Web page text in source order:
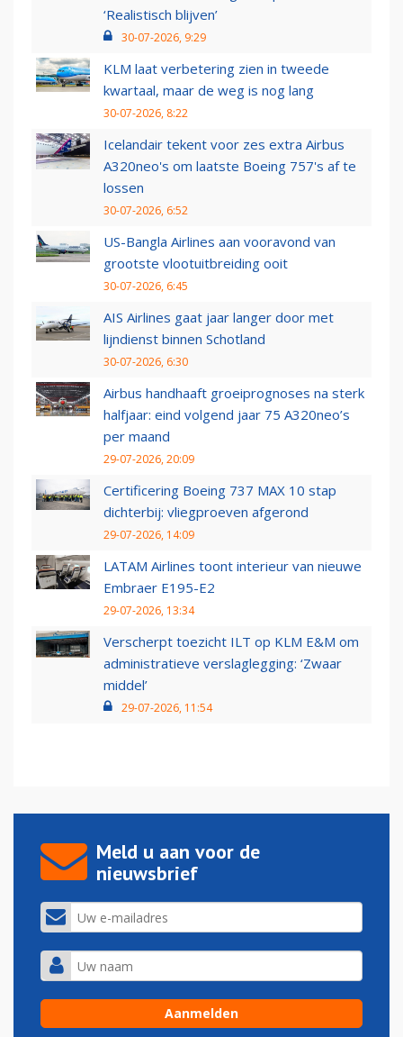
‘Realistisch blijven’
30-07-2026, 9:29
KLM laat verbetering zien in tweede
kwartaal, maar de weg is nog lang
30-07-2026, 8:22
Icelandair tekent voor zes extra Airbus
A320neo's om laatste Boeing 757's af te
lossen
30-07-2026, 6:52
US-Bangla Airlines aan vooravond van
grootste vlootuitbreiding ooit
30-07-2026, 6:45
AIS Airlines gaat jaar langer door met
lijndienst binnen Schotland
30-07-2026, 6:30
Airbus handhaaft groeiprognoses na sterk
halfjaar: eind volgend jaar 75 A320neo’s
per maand
29-07-2026, 20:09
Certificering Boeing 737 MAX 10 stap
dichterbij: vliegproeven afgerond
29-07-2026, 14:09
LATAM Airlines toont interieur van nieuwe
Embraer E195-E2
29-07-2026, 13:34
Verscherpt toezicht ILT op KLM E&M om
administratieve verslaglegging: ‘Zwaar
middel’
29-07-2026, 11:54
Meld u aan voor de
nieuwsbrief